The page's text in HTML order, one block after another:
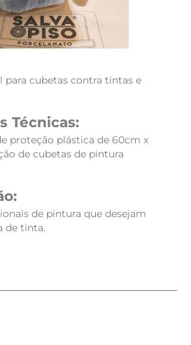
para cubetas contra tintas e
Técnicas:
proteção plástica de 60cm x
de cubetas de pintura
de pintura que desejam
de tinta.